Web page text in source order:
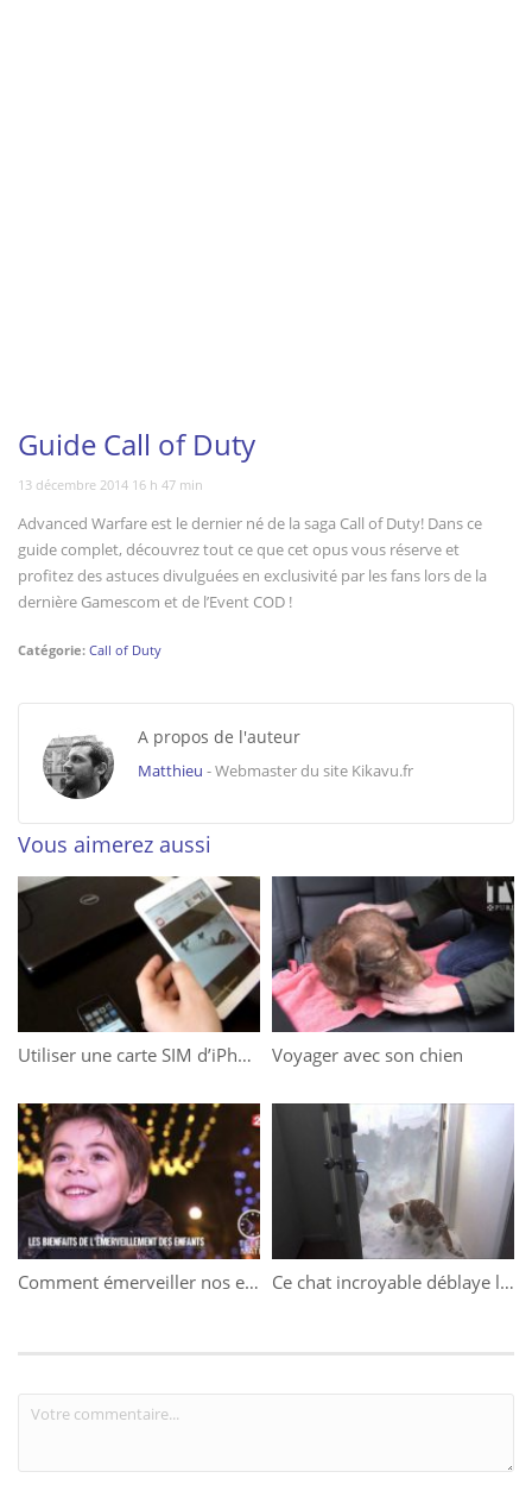
Guide Call of Duty
13 décembre 2014 16 h 47 min
Advanced Warfare est le dernier né de la saga Call of Duty! Dans ce
guide complet, découvrez tout ce que cet opus vous réserve et
profitez des astuces divulguées en exclusivité par les fans lors de la
dernière Gamescom et de l’Event COD !
Catégorie: Call of Duty
A propos de l'auteur
Matthieu - Webmaster du site Kikavu.fr
Vous aimerez aussi
Utiliser une carte SIM d’iPhone dans on iPad Voyager avec son chien
Comment émerveiller nos enfants le jour de Noël ? Ce chat incroyable déblaye la neige